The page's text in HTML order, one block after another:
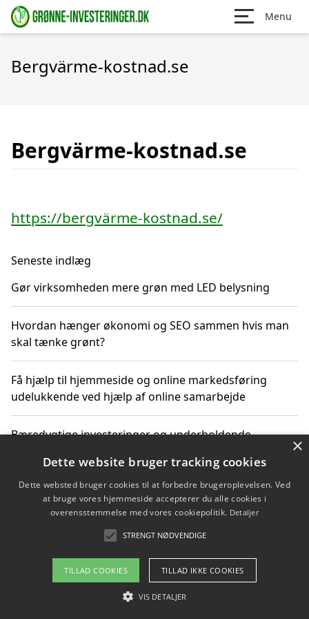
Menu
Bergvärme-kostnad.se
Bergvärme-kostnad.se
https://bergvärme-kostnad.se/
Seneste indlæg
Gør virksomheden mere grøn med LED belysning
Hvordan hænger økonomi og SEO sammen hvis man
skal tænke grønt?
Få hjælp til hjemmeside og online markedsføring
udelukkende ved hjælp af online samarbejde
Bæredygtige investeringer og underholdende
Sådan kan online møder for virksomheder fremme
grønne investeringer
Copyright 2026 - Pilanto Aps
Om / kontakt
×
Dette website bruger tracking cookies
Dette websted bruger cookies til at forbedre brugeroplevelsen. Ved
at bruge vores hjemmeside accepterer du alle cookies i
overensstemmelse med vores cookiepolitik. Detaljer
STRENGT NØDVENDIGE
TILLAD COOKIES TILLAD IKKE COOKIES
VIS DETALJER